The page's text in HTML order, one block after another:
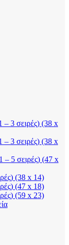
3 σειρές) (38 x
3 σειρές) (38 x
5 σειρές) (47 x
(38 x 14)
(47 x 18)
(59 x 23)